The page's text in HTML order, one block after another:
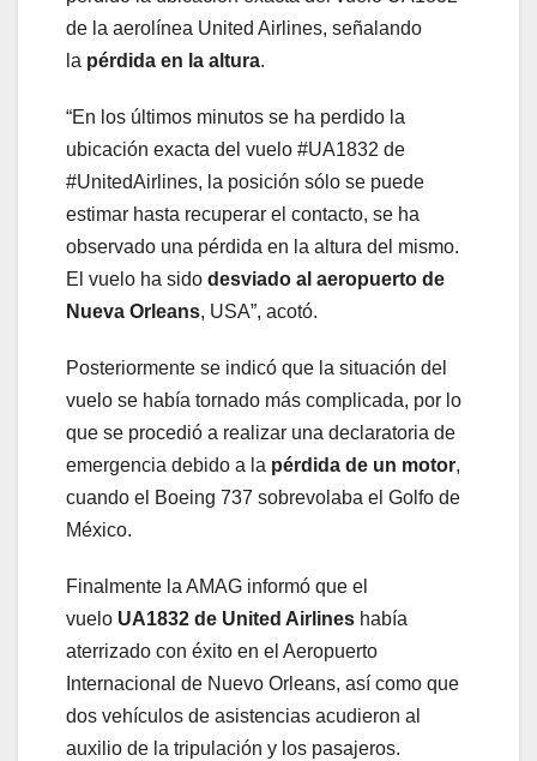
de la aerolínea United Airlines, señalando
la pérdida en la altura.
“En los últimos minutos se ha perdido la
ubicación exacta del vuelo #UA1832 de
#UnitedAirlines, la posición sólo se puede
estimar hasta recuperar el contacto, se ha
observado una pérdida en la altura del mismo.
El vuelo ha sido desviado al aeropuerto de
Nueva Orleans, USA”, acotó.
Posteriormente se indicó que la situación del
vuelo se había tornado más complicada, por lo
que se procedió a realizar una declaratoria de
emergencia debido a la pérdida de un motor,
cuando el Boeing 737 sobrevolaba el Golfo de
México.
Finalmente la AMAG informó que el
vuelo UA1832 de United Airlines había
aterrizado con éxito en el Aeropuerto
Internacional de Nuevo Orleans, así como que
dos vehículos de asistencias acudieron al
auxilio de la tripulación y los pasajeros.